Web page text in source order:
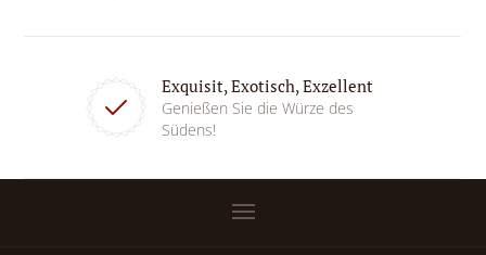
Exquisit, Exotisch, Exzellent
Genießen Sie die Würze des
Südens!